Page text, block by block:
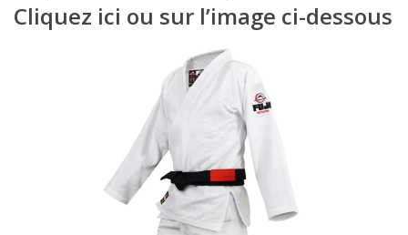
Cliquez ici ou sur l’image ci-dessous